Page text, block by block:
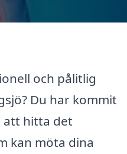
och pålitlig
Du har kommit
att hitta det
kan möta dina